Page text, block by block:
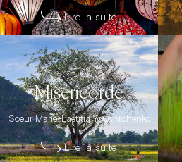
Lire la suite
Miséricorde
Soeur Marie-Laetitia Youchtchenko
Lire la suite